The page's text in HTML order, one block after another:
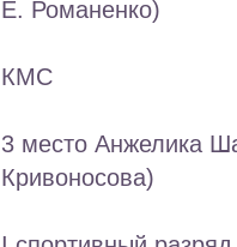
Е. Романенко)
КМС
3 место Анжелика
Кривоносова)